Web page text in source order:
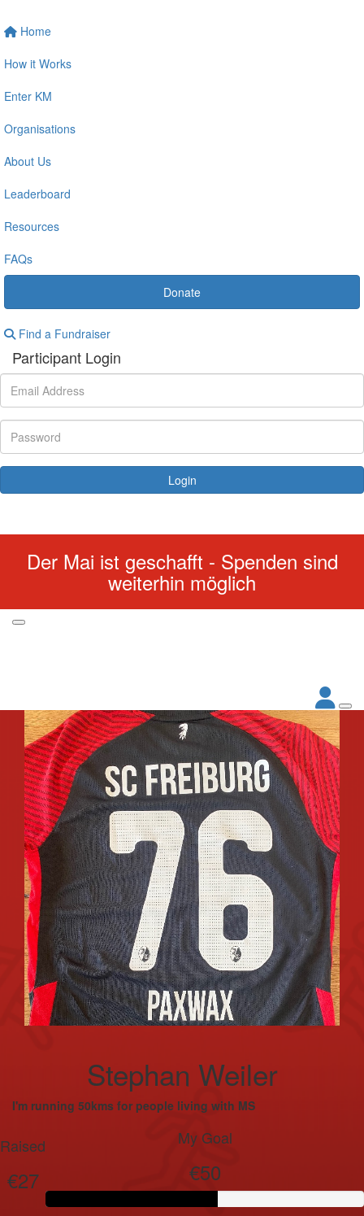
Home
How it Works
Enter KM
Organisations
About Us
Leaderboard
Resources
FAQs
Donate
Find a Fundraiser
Participant Login
Login
Der Mai ist geschafft - Spenden sind
weiterhin möglich
Stephan Weiler
I'm running 50kms for people living with MS
Raised
€27
My Goal
€50